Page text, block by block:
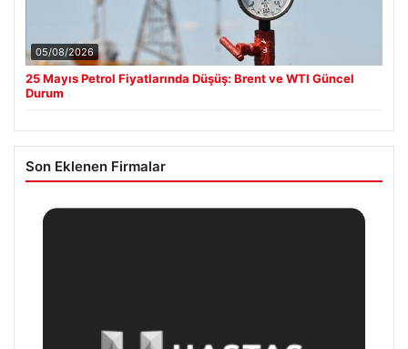
05/08/2026
25 Mayıs Petrol Fiyatlarında Düşüş: Brent ve WTI Güncel
Durum
Son Eklenen Firmalar